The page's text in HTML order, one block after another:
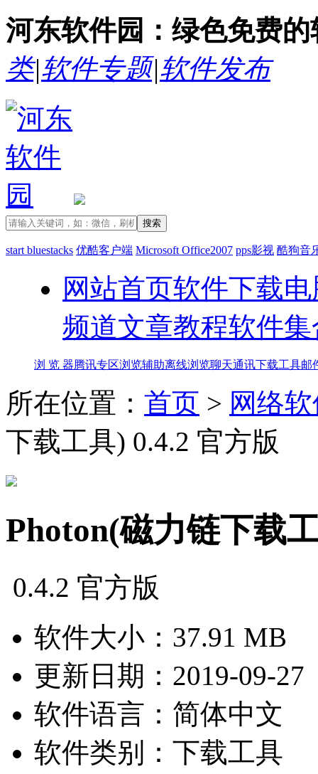
河东软件园：绿色免费
类|软件专题|软件发布
start bluestacks 优酷客户端 Microsoft Office2007 pps影视 酷狗音
网站首页软件下载
频道文章教程软件集
浏 览 器腾讯专区浏览辅助离线浏览聊天通讯下载工具邮
所在位置： 首页 > 网络
下载工具) 0.4.2 官方版
Photon(磁力链下载
0.4.2 官方版
软件大小： 37.91 MB
更新日期： 2019-09-27
软件语言： 简体中文
软件类别： 下载工具